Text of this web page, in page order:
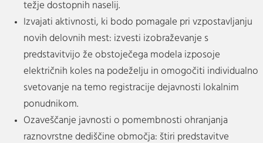
težje dostopnih naselij.
Izvajati aktivnosti, ki bodo pomagale pri vzpostavljanju
novih delovnih mest: izvesti izobraževanje s
predstavitvijo že obstoječega modela izposoje
električnih koles na podeželju in omogočiti individualno
svetovanje na temo registracije dejavnosti lokalnim
ponudnikom.
Ozaveščanje javnosti o pomembnosti ohranjanja
raznovrstne dediščine območja: štiri predstavitve